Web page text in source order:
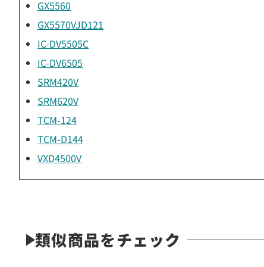
GX5560
GX5570VJD121
IC-DV5505C
IC-DV6505
SRM420V
SRM620V
TCM-124
TCM-D144
VXD4500V
類似商品をチェック